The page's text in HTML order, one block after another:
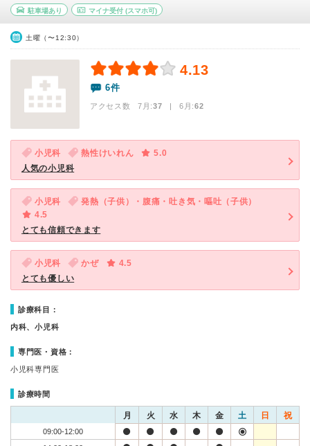
駐車場あり マイナ受付(スマホ可)
土曜（〜12:30）
4.13
6件
アクセス数 7月:37 | 6月:62
小児科 熱性けいれん
5.0
人気の小児科
小児科
発熱（子供）・腹痛・吐き気・嘔吐（子供）
4.5
とても信頼できます
小児科 かぜ
4.5
とても優しい
診療科目：
内科、小児科
専門医・資格：
小児科専門医
診療時間
月 火 水 木 金 土 日 祝
09:00-12:00